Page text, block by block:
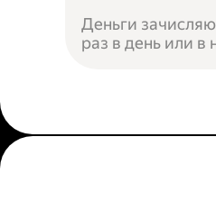
Деньги
раз в день или в